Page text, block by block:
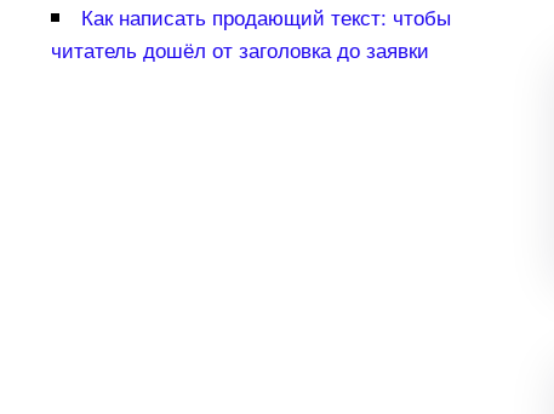
Как написать продающий текст: чтобы
читатель дошёл от заголовка до заявки